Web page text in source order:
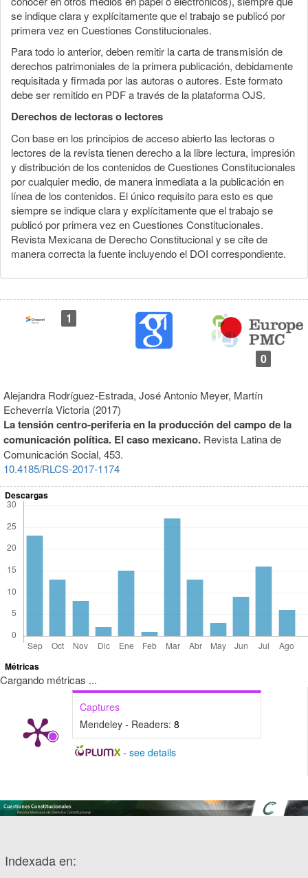
se indique clara y explícitamente que el trabajo se publicó por
primera vez en Cuestiones Constitucionales.
Para todo lo anterior, deben remitir la carta de transmisión de
derechos patrimoniales de la primera publicación, debidamente
requisitada y firmada por las autoras o autores. Este formato
debe ser remitido en PDF a través de la plataforma OJS.
Derechos de lectoras o lectores
Con base en los principios de acceso abierto las lectoras o
lectores de la revista tienen derecho a la libre lectura, impresión
y distribución de los contenidos de Cuestiones Constitucionales
por cualquier medio, de manera inmediata a la publicación en
línea de los contenidos. El único requisito para esto es que
siempre se indique clara y explícitamente que el trabajo se
publicó por primera vez en Cuestiones Constitucionales.
Revista Mexicana de Derecho Constitucional y se cite de
manera correcta la fuente incluyendo el DOI correspondiente.
1
0
Alejandra Rodríguez-Estrada, José Antonio Meyer, Martín
Echeverría Victoria (2017)
La tensión centro-periferia en la producción del campo de la
comunicación política. El caso mexicano. Revista Latina de
Comunicación Social, 453.
10.4185/RLCS-2017-1174
Descargas
Métricas
Cargando métricas ...
Captures
Mendeley - Readers: 8
- see details
Indexada en: